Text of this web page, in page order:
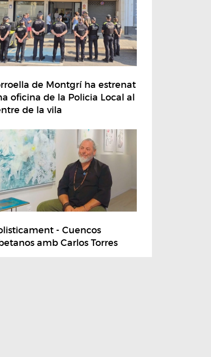
de Montgrí ha estrenat
oficina de la Policia Local al
de la vila
- Cuencos
amb Carlos Torres